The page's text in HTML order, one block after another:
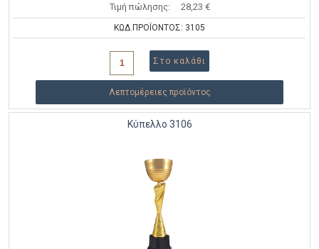
Τιμή πώλησης: 28,23 €
ΚΩΔ.ΠΡΟΪΟΝΤΟΣ: 3105
Λεπτομέρειες προϊόντος
Κύπελλο 3106